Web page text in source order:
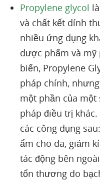
Propylene glycol
và chất kết dính
nhiều ứng dụng
dược phẩm và mỹ
biến, Propylene
pháp chính,
một phần của
pháp điều trị
các công dụng
ẩm cho da, giảm
tác động bên
tổn thương do